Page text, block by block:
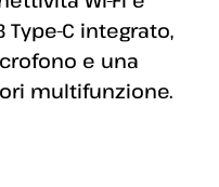
Type-C integrato,
e una
multifunzione.